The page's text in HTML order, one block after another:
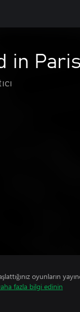
in Paris
oyunların
fazla bilgi edinin